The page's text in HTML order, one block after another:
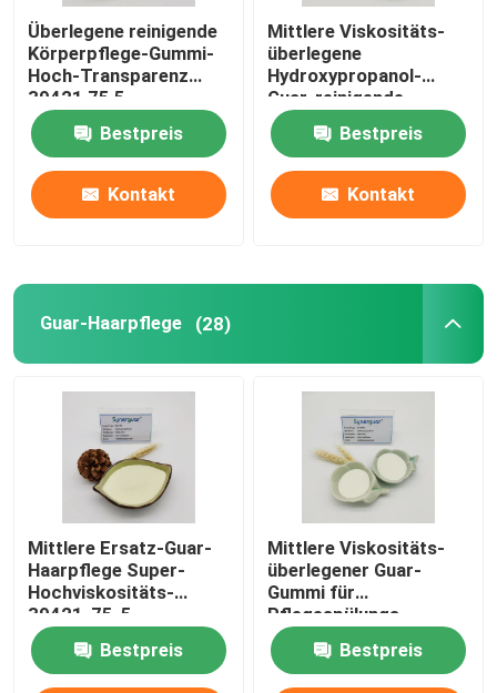
Überlegene reinigende
Körperpflege-Gummi-
Hoch-Transparenz
39421 75 5
Bestpreis
Kontakt
Mittlere Viskositäts-
überlegene
Hydroxypropanol-
Guar-reinigende
Ableitungs-hohe
TransparenzBestpreis
Kontakt
Guar-Haarpflege (28)
Mittlere Ersatz-Guar-
Haarpflege Super-
Hochviskositäts-
39421-75-5
Hydroxypropanol-
Bestpreis
Mittlere Viskositäts-
überlegener Guar-
Gummi für
Pflegespülungs-
Hydroxypropanol-
organisches
Verdickungsmittel
Bestpreis